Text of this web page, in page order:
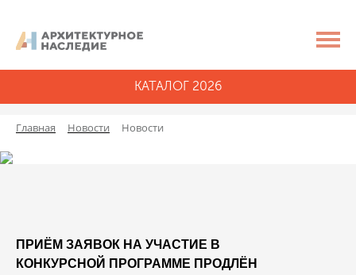
КАТАЛОГ 2026
Главная Новости Новости
ПРИЁМ ЗАЯВОК НА УЧАСТИЕ В
КОНКУРСНОЙ ПРОГРАММЕ ПРОДЛЁН